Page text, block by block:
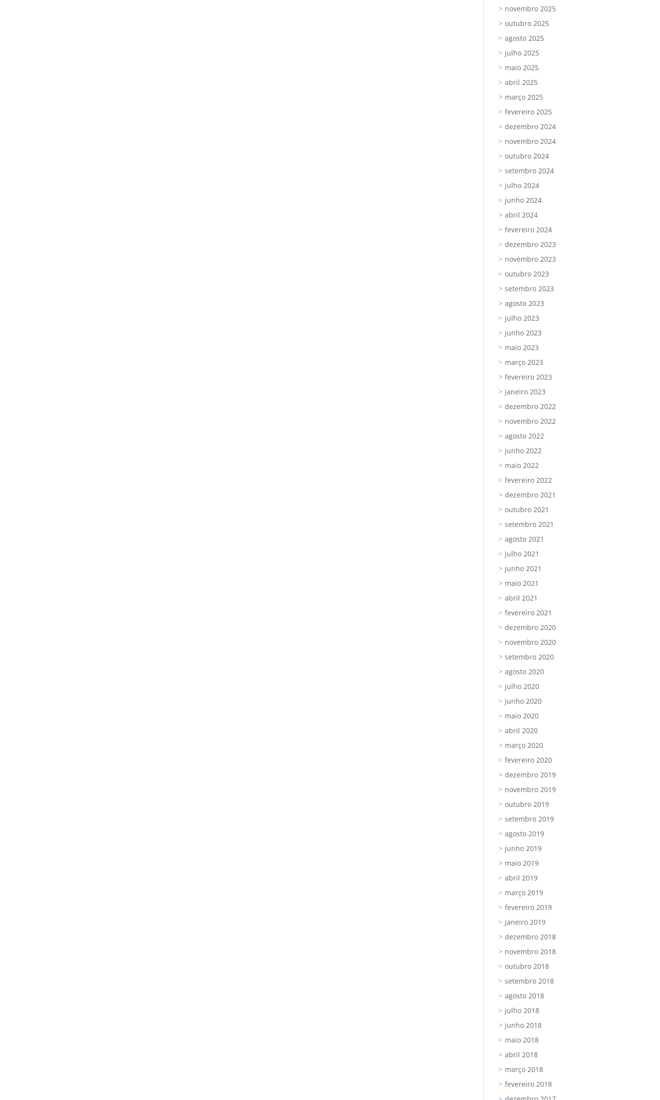
novembro 2025
outubro 2025
agosto 2025
julho 2025
maio 2025
abril 2025
março 2025
fevereiro 2025
dezembro 2024
novembro 2024
outubro 2024
setembro 2024
julho 2024
junho 2024
abril 2024
fevereiro 2024
dezembro 2023
novembro 2023
outubro 2023
setembro 2023
agosto 2023
julho 2023
junho 2023
maio 2023
março 2023
fevereiro 2023
janeiro 2023
dezembro 2022
novembro 2022
agosto 2022
junho 2022
maio 2022
fevereiro 2022
dezembro 2021
outubro 2021
setembro 2021
agosto 2021
julho 2021
junho 2021
maio 2021
abril 2021
fevereiro 2021
dezembro 2020
novembro 2020
setembro 2020
agosto 2020
julho 2020
junho 2020
maio 2020
abril 2020
março 2020
fevereiro 2020
dezembro 2019
novembro 2019
outubro 2019
setembro 2019
agosto 2019
junho 2019
maio 2019
abril 2019
março 2019
fevereiro 2019
janeiro 2019
dezembro 2018
novembro 2018
outubro 2018
setembro 2018
agosto 2018
julho 2018
junho 2018
maio 2018
abril 2018
março 2018
fevereiro 2018